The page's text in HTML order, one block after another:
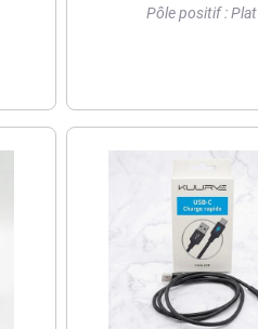
Pôle positif : Plat